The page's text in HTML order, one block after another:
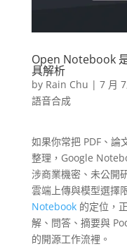
Open Notebook
具解析
by Rain Chu | 7 月
語音合成
如果你常把 PDF、論
整理，Google
涉商業機密、未公開
雲端上傳與模型選擇
Notebook的定位，
解、問答、摘要與
的開源工作流裡。